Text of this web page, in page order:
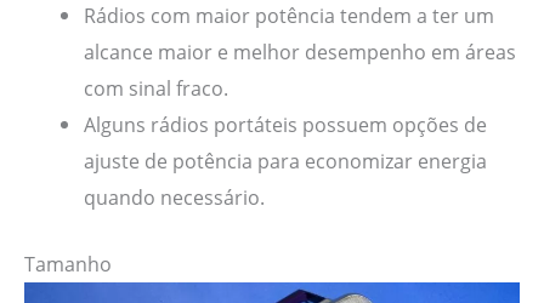
Rádios com maior potência tendem a ter um
alcance maior e melhor desempenho em áreas
com sinal fraco.
Alguns rádios portáteis possuem opções de
ajuste de potência para economizar energia
quando necessário.
Tamanho